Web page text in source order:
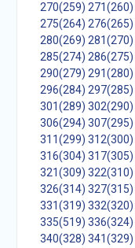
270(259) 271(260)
275(264) 276(265)
280(269) 281(270)
285(274) 286(275)
290(279) 291(280)
296(284) 297(285)
301(289) 302(290)
306(294) 307(295)
311(299) 312(300)
316(304) 317(305)
321(309) 322(310)
326(314) 327(315)
331(319) 332(320)
335(519) 336(324)
340(328) 341(329)